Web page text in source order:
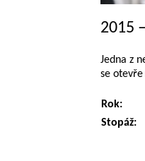
2015
Jedna z
se
Rok:
Stopáž: